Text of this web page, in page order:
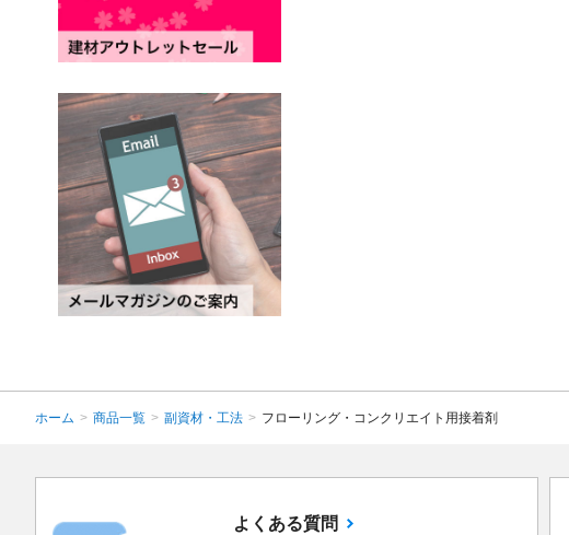
ホーム > 商品一覧 > 副資材・工法 > フローリング・コンクリエイト用接着剤
よくある質問